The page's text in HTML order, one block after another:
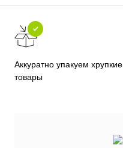
Аккуратно упакуем хрупкие
товары